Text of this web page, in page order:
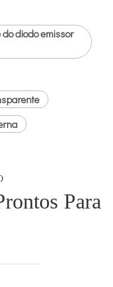
diodo emissor
Para